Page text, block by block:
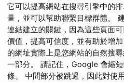
它可以提高網站在搜尋引擎中的
量，並可以幫助聯繫目標群體。
連結建立的關鍵，因為這些頁面
價值，提高可信度，並有助於增
的網址實際上是您網站的自然搜
一部分。 請記住，Google 會縮
條。 中間部分被跳過，因此對使